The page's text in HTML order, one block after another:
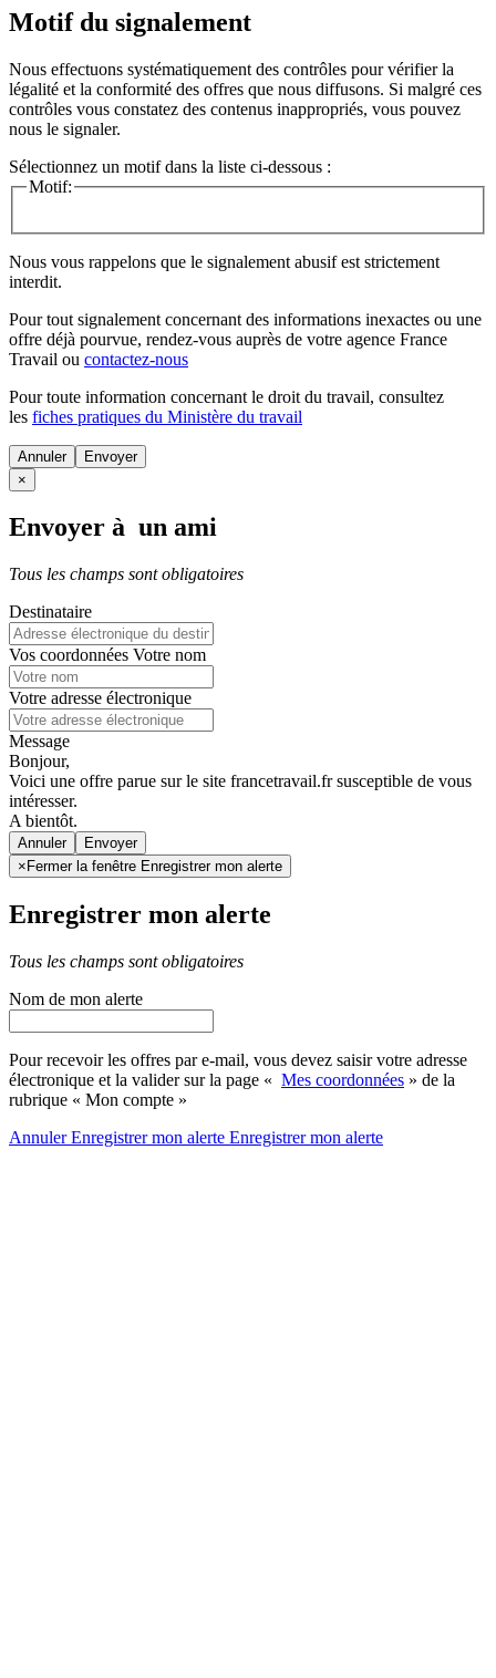
Motif du signalement
Nous effectuons systématiquement des contrôles pour vérifier la
légalité et la conformité des offres que nous diffusons. Si malgré ces
contrôles vous constatez des contenus inappropriés, vous pouvez
nous le signaler.
Sélectionnez un motif dans la liste ci-dessous :
Motif:
Nous vous rappelons que le signalement abusif est strictement
interdit.
Pour tout signalement concernant des informations inexactes ou une
offre déjà pourvue, rendez-vous auprès de votre agence France
Travail ou contactez-nous
Pour toute information concernant le droit du travail, consultez
les fiches pratiques du Ministère du travail
Annuler
×
Envoyer à un ami
Tous les champs sont obligatoires
Destinataire
Vos coordonnées Votre nom
Votre adresse électronique
Message
Bonjour,
Voici une offre parue sur le site francetravail.fr susceptible de vous
intéresser.
A bientôt.
Annuler
× Fermer la fenêtre Enregistrer mon alerte
Enregistrer mon alerte
Tous les champs sont obligatoires
Nom de mon alerte
Pour recevoir les offres par e-mail, vous devez saisir votre adresse
électronique et la valider sur la page « Mes coordonnées » de la
rubrique « Mon compte »
AnnulerEnregistrer mon alerte Enregistrermon alerte